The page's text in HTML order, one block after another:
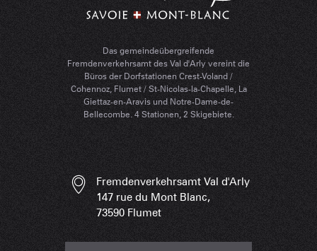
Das gemeindeübergreifende
Fremdenverkehrsamt des Val d'Arly vereint die
Büros der Dorfstationen Crest-Voland /
Cohennoz, Flumet / St-Nicolas-la-Chapelle, La
Giettaz-en-Aravis und Notre-Dame-de-
Bellecombe. 4 Stationen, 2 Skigebiete.
Fremdenverkehrsamt Val d'Arly
147 rue du Mont Blanc,
73590 Flumet